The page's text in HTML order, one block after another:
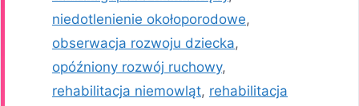
niedotlenienie okołoporodowe,
obserwacja rozwoju dziecka,
opóźniony rozwój ruchowy,
rehabilitacja niemowląt, rehabilitacja